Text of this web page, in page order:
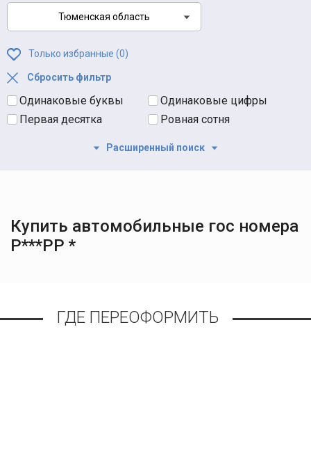
Тюменская область
Только избранные (0)
Сбросить фильтр
Одинаковые буквы
Одинаковые цифры
Первая десятка
Ровная сотня
Расширенный поиск
Купить автомобильные гос номера
Р***РР *
ГДЕ ПЕРЕОФОРМИТЬ